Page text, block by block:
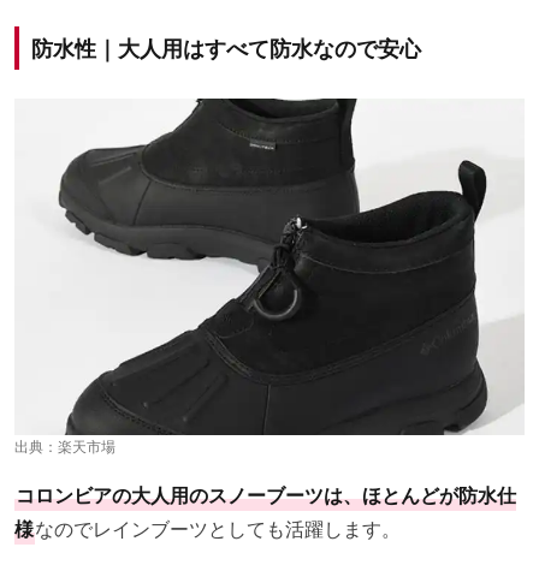
防水性｜大人用はすべて防水なので安心
出典： 楽天市場
コロンビアの大人用のスノーブーツは、ほとんどが防水仕
様なのでレインブーツとしても活躍します。